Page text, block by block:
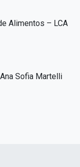
Alimentos – LCA
Sofia Martelli